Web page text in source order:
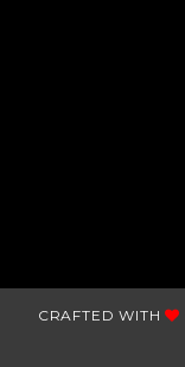
CRAFTED WITH